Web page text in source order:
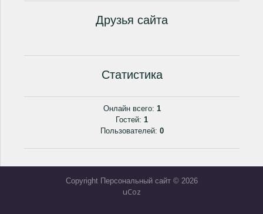
Друзья сайта
Статистика
Онлайн всего: 1
Гостей: 1
Пользователей: 0
Copyright Персональный сайт © 2026
uCoz